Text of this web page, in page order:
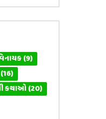
(9)
(16)
કથાઓ(20)